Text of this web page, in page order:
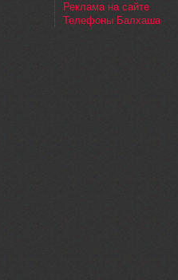
Реклама на сайте
Телефоны Балхаша